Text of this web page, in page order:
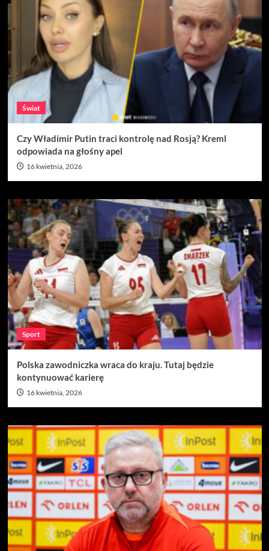
Świat
Czy Władimir Putin traci kontrolę nad Rosją? Kreml
odpowiada na głośny apel
16 kwietnia, 2026
Sport
Polska zawodniczka wraca do kraju. Tutaj będzie
kontynuować karierę
16 kwietnia, 2026